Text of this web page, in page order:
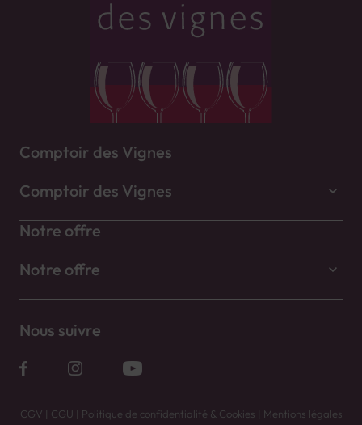
Comptoir des Vignes
Comptoir des Vignes
Notre offre
Notre offre
Nous suivre
CGV | CGU | Politique de confidentialité & Cookies | Mentions légales